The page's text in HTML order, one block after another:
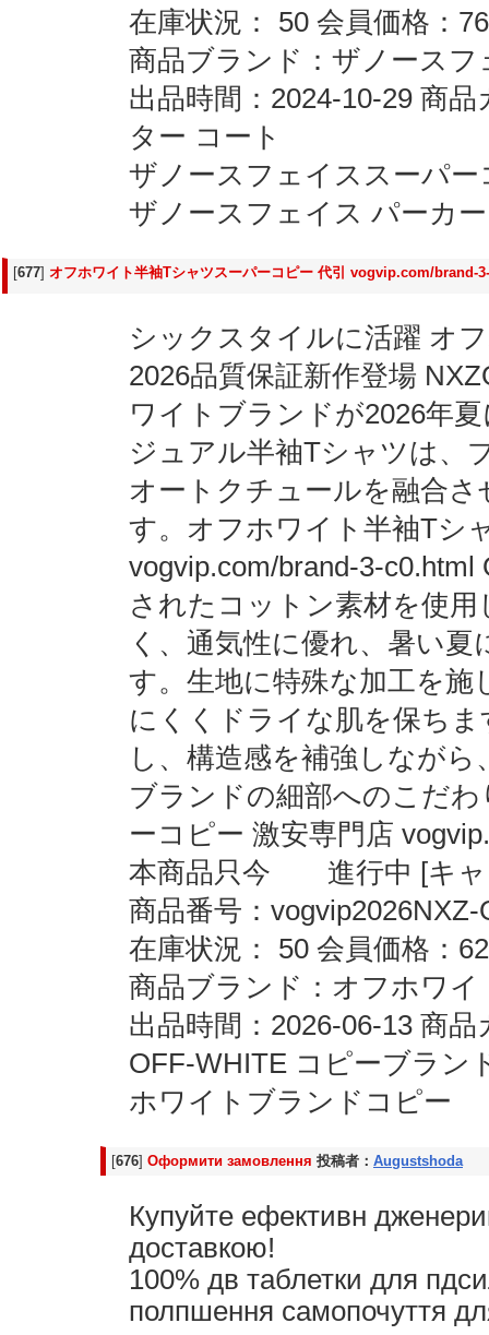
在庫状況： 50 会員価格：
商品ブランド：ザノースフ
出品時間：2024-10-29 商
ター コート
ザノースフェイススーパー
ザノースフェイス パーカ
[677] オフホワイト半袖Tシャツスーパーコピー 代引 vogvip.com/brand-
シックスタイルに活躍 オ
2026品質保証新作登場
ワイトブランドが2026年
ジュアル半袖Tシャツは、
オートクチュールを融合
す。オフホワイト半袖Tシ
vogvip.com/brand-3-
されたコットン素材を使
く、通気性に優れ、暑い
す。生地に特殊な加工を施
にくくドライな肌を保ち
し、構造感を補強しなが
ブランドの細部へのこだ
ーコピー 激安専門店
本商品只今 進行中 [キャ
商品番号：vogvip2026NXZ-
在庫状況： 50 会員価格：
商品ブランド：オフホワイ
出品時間：2026-06-13 商
OFF-WHITE コピーブラン
ホワイトブランドコピー
[676] Оформити замовлення 投稿者： Augustshoda
Купуйте ефективн
доставкою!
100% дв таблетки для
полпшення самопочуття